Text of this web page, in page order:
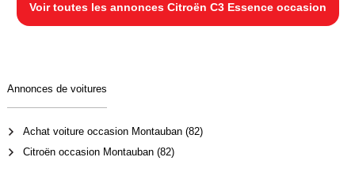
Voir toutes les annonces Citroën C3 Essence occasion
Annonces de voitures
Achat voiture occasion Montauban (82)
Citroën occasion Montauban (82)